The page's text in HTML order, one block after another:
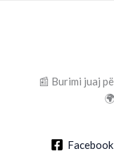
📰 Burimi juaj
Facebook